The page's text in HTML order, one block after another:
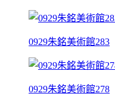
0929朱銘美術館283
0929朱銘美術館278